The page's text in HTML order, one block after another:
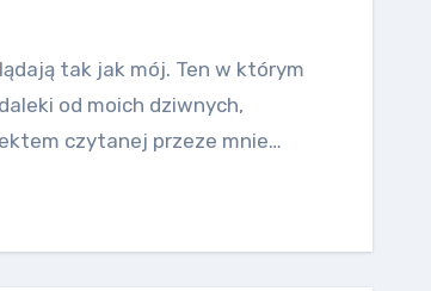
tak jak mój. Ten w którym
od moich dziwnych,
czytanej przeze mnie…